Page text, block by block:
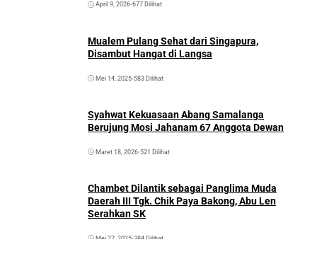
April 9, 2026•677 Dilihat
Mualem Pulang Sehat dari Singapura,
Disambut Hangat di Langsa
Mei 14, 2025•583 Dilihat
Syahwat Kekuasaan Abang Samalanga
Berujung Mosi Jahanam 67 Anggota Dewan
Maret 18, 2026•521 Dilihat
Chambet Dilantik sebagai Panglima Muda
Daerah III Tgk. Chik Paya Bakong, Abu Len
Serahkan SK
Mei 27, 2025•384 Dilihat